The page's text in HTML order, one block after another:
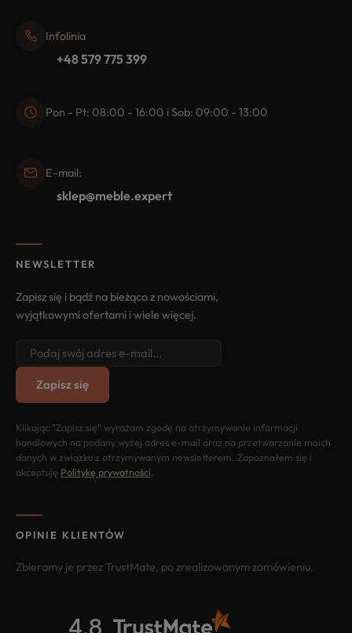
Infolinia
+48 579 775 399
Pon - Pt: 08:00 - 16:00 i Sob: 09:00 - 13:00
E-mail:
sklep@meble.expert
NEWSLETTER
Zapisz się i bądź na bieżąco z nowościami,
wyjątkowymi ofertami i wiele więcej.
Zapisz się
Klikając "Zapisz się" wyrażam zgodę na otrzymywanie informacji
handlowych na podany wyżej adres e-mail oraz na przetwarzanie moich
danych w związku z otrzymywanym newsletterem. Zapoznałem się i
akceptuję Politykę prywatności
OPINIE KLIENTÓW
Zbieramy je przez TrustMate, po zrealizowanym zamówieniu.